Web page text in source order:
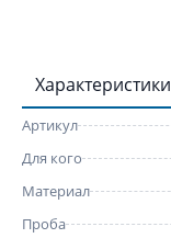
Характеристики
Артикул
Для кого
Материал
Проба